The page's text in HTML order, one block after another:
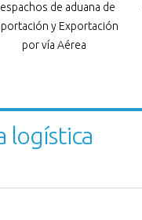
de aduana de
y Exportación
por vía Aérea
logística